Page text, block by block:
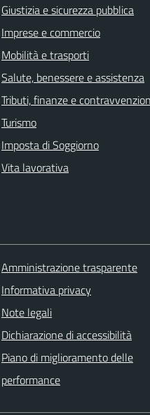
Giustizia e sicurezza pubblica
Imprese e commercio
Mobilità e trasporti
Salute, benessere e assistenza
Tributi, finanze e
Turismo
Imposta di Soggiorno
Vita lavorativa
Amministrazione trasparente
Informativa privacy
Note legali
Dichiarazione di accessibilità
Piano di miglioramento delle
performance